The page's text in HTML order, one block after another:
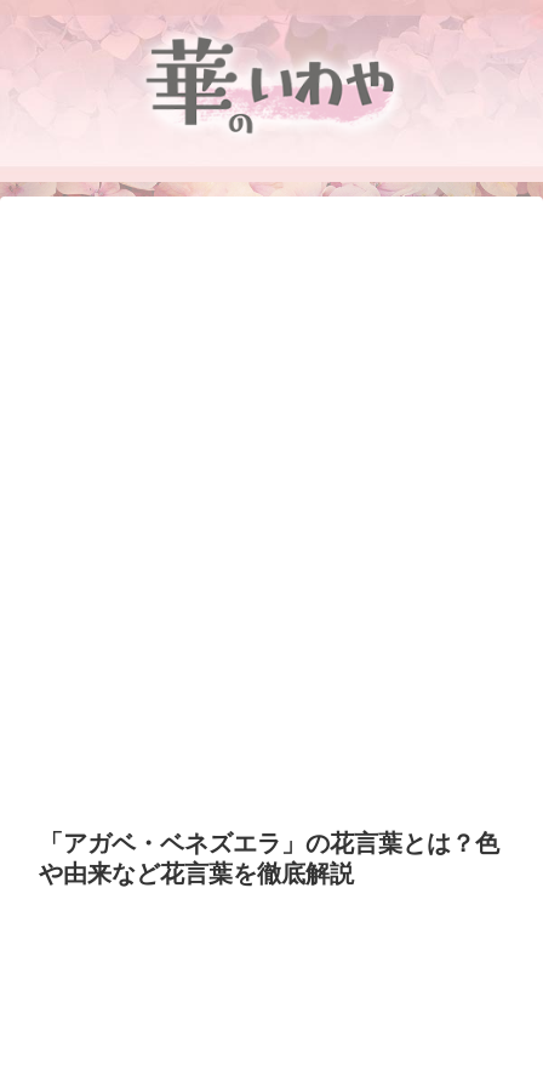
「アガベ・ベネズエラ」の花言葉とは？色
や由来など花言葉を徹底解説